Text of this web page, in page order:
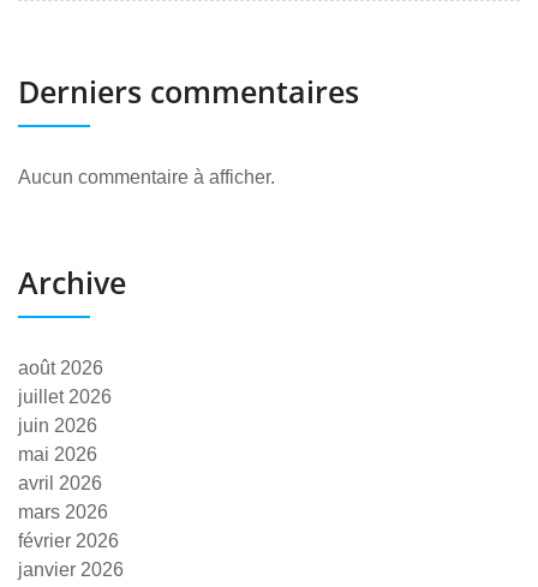
Derniers commentaires
Aucun commentaire à afficher.
Archive
août 2026
juillet 2026
juin 2026
mai 2026
avril 2026
mars 2026
février 2026
janvier 2026